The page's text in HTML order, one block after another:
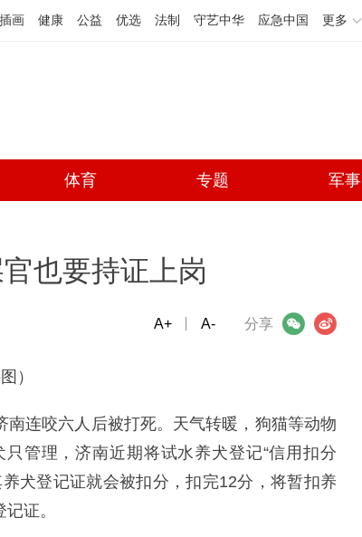
插画 健康 公益 优选 法制 守艺中华 应急中国 更多
体育 专题 军事
也要持证上岗
分享
微信 微博
A+ A-
）
连咬六人后被打死。天气转暖，狗猫等动物
管理，济南近期将试水养犬登记“信用扣分
犬登记证就会被扣分，扣完12分，将暂扣养
证。